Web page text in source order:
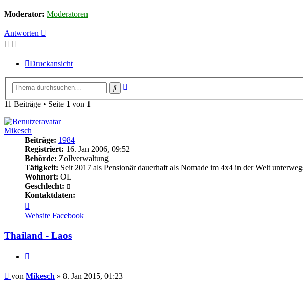
Moderator: Moderatoren
Antworten
Druckansicht
Suche
11 Beiträge • Seite 1 von 1
Mikesch
Beiträge: 1984
Registriert: 16. Jan 2006, 09:52
Behörde: Zollverwaltung
Tätigkeit: Seit 2017 als Pensionär dauerhaft als Nomade im 4x4 in der Welt
Wohnort: OL
Geschlecht:
Kontaktdaten:
von
Mikesch
Website Facebook
Thailand - Laos
Beitrag
von Mikesch » 8. Jan 2015, 01:23